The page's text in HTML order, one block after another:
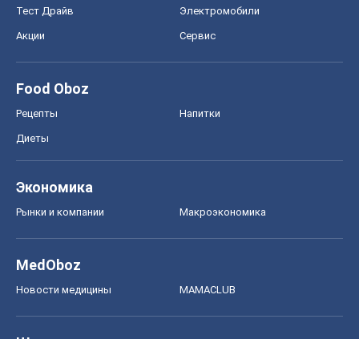
Тест Драйв Электромобили
Акции Сервис
Food Oboz
Рецепты Напитки
Диеты
Экономика
Рынки и компании Mакроэкономика
MedOboz
Новости медицины MAMACLUB